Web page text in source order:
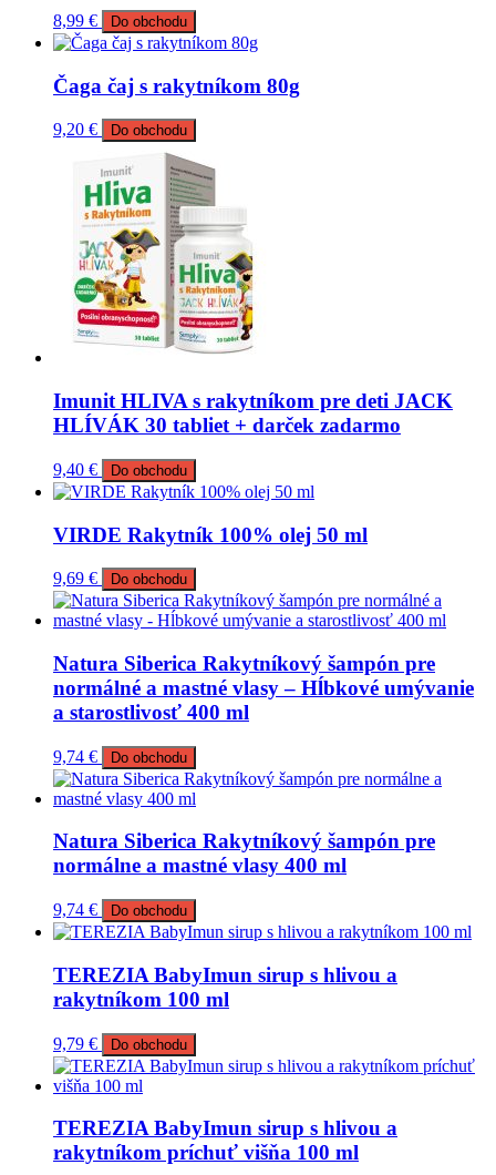
8,99 € Do obchodu
Čaga čaj s rakytníkom 80g
9,20 € Do obchodu
Imunit HLIVA s rakytníkom pre deti JACK
HLÍVÁK 30 tabliet + darček zadarmo
9,40 € Do obchodu
VIRDE Rakytník 100% olej 50 ml
9,69 € Do obchodu
Natura Siberica Rakytníkový šampón pre
normálné a mastné vlasy – Hĺbkové umývanie
a starostlivosť 400 ml
9,74 € Do obchodu
Natura Siberica Rakytníkový šampón pre
normálne a mastné vlasy 400 ml
9,74 € Do obchodu
TEREZIA BabyImun sirup s hlivou a
rakytníkom 100 ml
9,79 € Do obchodu
TEREZIA BabyImun sirup s hlivou a
rakytníkom príchuť višňa 100 ml